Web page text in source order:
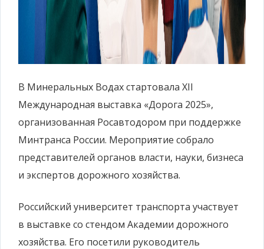
В Минеральных Водах стартовала XII
Международная выставка «Дорога 2025»,
организованная Росавтодором при поддержке
Минтранса России. Мероприятие собрало
представителей органов власти, науки, бизнеса
и экспертов дорожного хозяйства.
Российский университет транспорта участвует
в выставке со стендом Академии дорожного
хозяйства. Его посетили руководитель